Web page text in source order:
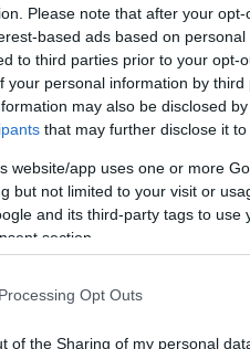
Please note that after your
based ads based on
to third parties prior to your opt-
your personal information by third
may also be disclosed
that may further disclose it
website/app uses one or more
but not limited to your visit or
and its third-party tags to
section.
Opt Outs
of the Sharing of my personal